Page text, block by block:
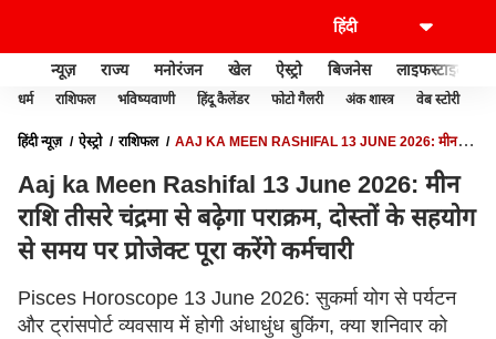
न्यूज़ राज्य मनोरंजन खेल ऐस्ट्रो बिजनेस लाइफस्टाइल
धर्म राशिफल भविष्यवाणी हिंदू कैलेंडर फोटो गैलरी अंक शास्त्र वेब स्टोरी
हिंदी न्यूज़ ऐस्ट्रो राशिफल
AAJ KA MEEN RASHIFAL 13 JUNE 2026: मीन
Aaj ka Meen Rashifal 13 June 2026: मीन
राशि तीसरे चंद्रमा से बढ़ेगा पराक्रम, दोस्तों के सहयोग
से समय पर प्रोजेक्ट पूरा करेंगे कर्मचारी
Pisces Horoscope 13 June 2026: सुकर्मा योग से पर्यटन
और ट्रांसपोर्ट व्यवसाय में होगी अंधाधुंध बुकिंग, क्या शनिवार को